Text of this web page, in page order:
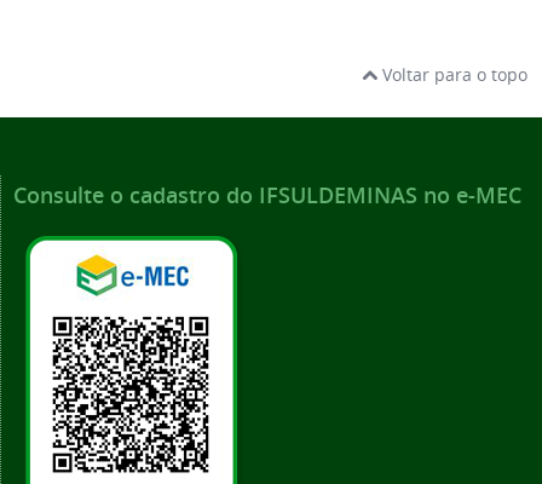
Voltar para o topo
Consulte o cadastro do IFSULDEMINAS no e-MEC